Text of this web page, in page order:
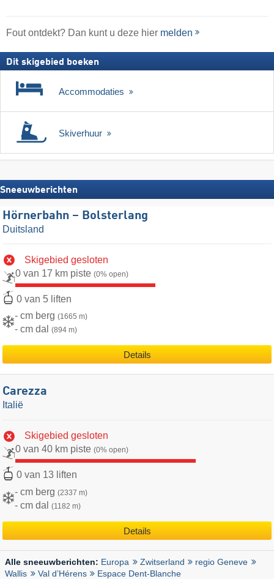
Fout ontdekt? Dan kunt u deze hier melden
Dit skigebied boeken
Accommodaties
Skiverhuur
Sneeuwberichten
Hörnerbahn – Bolsterlang
Duitsland
Skigebied gesloten
0 van 17 km piste (0% open)
0 van 5 liften
- cm berg (1665 m)
- cm dal (894 m)
Details
Carezza
Italië
Skigebied gesloten
0 van 40 km piste (0% open)
0 van 13 liften
- cm berg (2337 m)
- cm dal (1182 m)
Details
Alle sneeuwberichten: Europa Zwitserland
regio Geneve
Wallis
Val d’Hérens Espace Dent-Blanche